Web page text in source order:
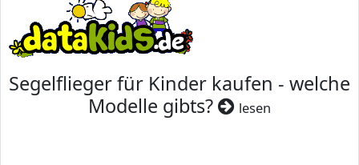
Segelflieger für Kinder kaufen - welche
Modelle gibts?
lesen